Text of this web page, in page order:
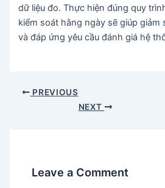
dữ liệu đo. Thực hiện đúng quy
kiểm soát hằng ngày sẽ giúp giảm
và đáp ứng yêu cầu đánh giá hệ
Post PREVIOUS
NEXT
Leave a Comment